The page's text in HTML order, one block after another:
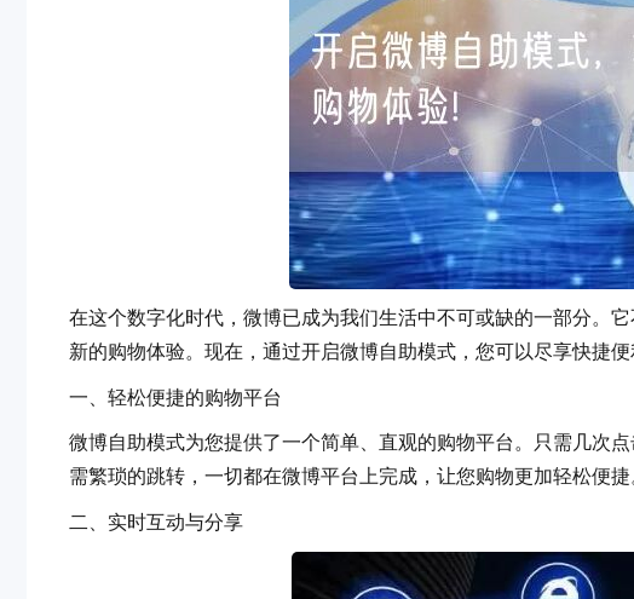
在这个数字化时代，微博已成为我们生活中不可或缺的一部分。它
新的购物体验。现在，通过开启微博自助模式，您可以尽享快捷便利
一、轻松便捷的购物平台
微博自助模式为您提供了一个简单、直观的购物平台。只需几次点击
需繁琐的跳转，一切都在微博平台上完成，让您购物更加轻松便捷
二、实时互动与分享